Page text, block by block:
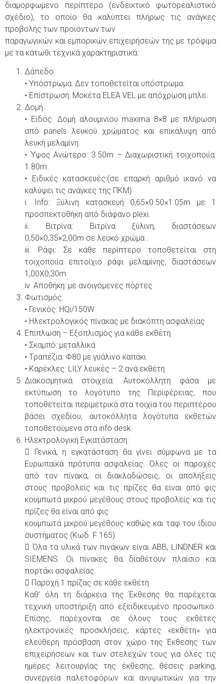
διαμορφωμενο περίπτερο (ενδεικτικό φωτορεαλιστικό
σχέδιο), το οποίο θα καλύπτει πλήρως τις ανάγκες
προβολής των προϊόντων των
παραγωγικών και εμπορικών επιχειρήσεών της με τρόφιμα
με τα κάτωθι τεχνικά χαρακτηριστικά:
Δάπεδο:
• Υπόστρωμα: Δεν τοποθετείται υπόστρωμα.
• Επίστρωση: Μοκέτα ELEA VEL με απόχρωση μπλε.
Δομή :
• Είδος: Δομή αλουμινίου maxima 8×8 με πλήρωση
από panels λευκού χρώματος και επικάλυψη από
λευκή μελαμίνη.
• Ύψος Aνώτερο: 3.50m – Διαχωριστική τοιχοποιία:
1.80m.
• Ειδικές κατασκευές:(σε επαρκή αριθμό ικανό να
καλύψει τις ανάγκες της ΠΚΜ)
i. Info: Ξύλινη κατασκευή 0,65×0.50×1.05m με 1
προσπεκτοθήκη από διάφανο plexi.
ii. Βιτρίνα: Βιτρίνα ξύλινη, διαστάσεων
0,50×0,35×2,00m σε λευκό χρώμα .
iii. Ράφι: Σε κάθε περίπτερο τοποθετείται στη
τοιχοποιία επιτοίχιο ράφι μελαμίνης, διαστάσεων
1,00Χ0,30m
iv. Αποθήκη: με ανοιγόμενες πόρτες
Φωτισμός:
• Γενικός: ΗQi/150W
• Ηλεκτρολογικός πίνακας με διακόπτη ασφαλείας
Επίπλωση – Εξοπλισμός για κάθε εκθέτη
• Σκαμπό: μεταλλικά
• Tραπέζια: Φ80 με γυάλινο καπάκι
• Kαρέκλες: LILY λευκές – 2 ανά εκθέτη
Διακοσμητικά στοιχεία: Αυτοκόλλητη φάσα με
εκτύπωση το λογότυπο της Περιφέρειας, που
τοποθετείται περιμετρικά στα τοιχία του περιπτέρου
βάσει σχεδίου, αυτοκόλλητα λογότυπα εκθετών
τοποθετούμενα στα info desk.
Ηλεκτρολογική Εγκατάσταση:
 Γενικά, η εγκατάσταση θα γίνει σύμφωνα με τα
Ευρωπαϊκά πρότυπα ασφαλείας. Όλες οι παροχές
από τον πίνακα, οι διακλαδώσεις, οι απολήξεις
στους προβολείς και τις πρίζες θα είναι από φις
κουμπωτά μικρού μεγέθους στους προβολείς και τις
πρίζες θα είναι από φις
κουμπωτά μικρού μεγέθους καθώς και ταφ του ίδιου
συστήματος (Κωδ. F 165)
 Όλα τα υλικά των πινάκων είναι ΑΒΒ, LINDNER και
SIEMENS. Οι πίνακες θα διαθέτουν πλαίσιο και
πορτάκι ασφαλείας.
 Παροχή 1 πρίζας σε κάθε εκθέτη
Καθ’ όλη τη διάρκεια της Έκθεσης θα παρέχεται
τεχνική υποστήριξη από εξειδικευμένο προσωπικό.
Επίσης, παρέχονται σε όλους τους εκθέτες
ηλεκτρονικές προσκλήσεις, κάρτες «εκθέτη» για
ελεύθερη πρόσβαση στον χώρο της Έκθεσης των
επιχειρήσεων και των στελεχών τους για όλες τις
ημέρες λειτουργίας της έκθεσης, θέσεις parking,
συνεργεία παλετοφόρων και ανυψωτικών για την